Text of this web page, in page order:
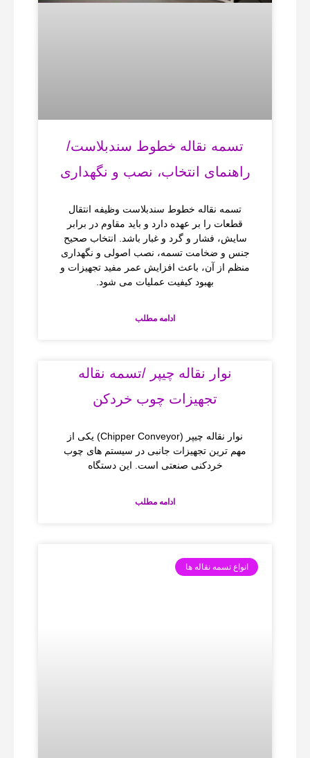
تسمه نقاله خطوط سندبلاست/
راهنمای انتخاب، نصب و نگهداری
تسمه نقاله خطوط سندبلاست وظیفه انتقال
قطعات را بر عهده دارد و باید مقاوم در برابر
سایش، فشار و گرد و غبار باشد. انتخاب صحیح
جنس و ضخامت تسمه، نصب اصولی و نگهداری
منظم از آن، باعث افزایش عمر مفید تجهیزات و
بهبود کیفیت عملیات می‌ شود.
ادامه مطلب
نوار نقاله چیپر /تسمه نقاله
تجهیزات چوب خردکن
نوار نقاله چیپر (Chipper Conveyor) یکی از
مهم‌ ترین تجهیزات جانبی در سیستم‌ های چوب
خردکنی صنعتی است. این دستگاه
ادامه مطلب
انواع تسمه نقاله ها